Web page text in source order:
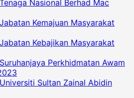
Nasional Berhad Mac
Kemajuan Masyarakat
Kebajikan Masyarakat
Perkhidmatan Awam
Sultan Zainal Abidin